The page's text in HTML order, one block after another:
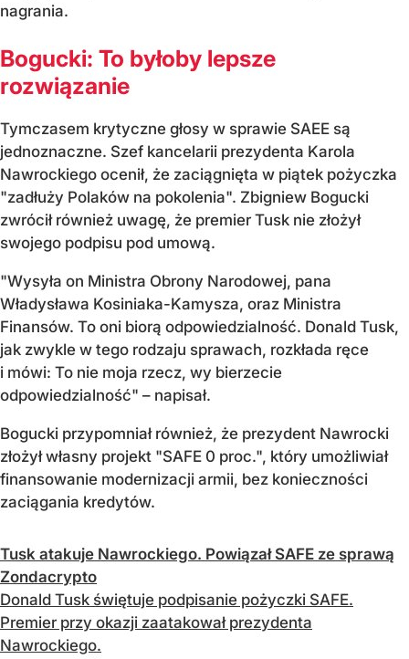
nagrania.
Bogucki: To byłoby lepsze
rozwiązanie
Tymczasem krytyczne głosy w sprawie SAEE są
jednoznaczne. Szef kancelarii prezydenta Karola
Nawrockiego ocenił, że zaciągnięta w piątek pożyczka
"zadłuży Polaków na pokolenia". Zbigniew Bogucki
zwrócił również uwagę, że premier Tusk nie złożył
swojego podpisu pod umową.
"Wysyła on Ministra Obrony Narodowej, pana
Władysława Kosiniaka-Kamysza, oraz Ministra
Finansów. To oni biorą odpowiedzialność. Donald Tusk,
jak zwykle w tego rodzaju sprawach, rozkłada ręce
i mówi: To nie moja rzecz, wy bierzecie
odpowiedzialność" – napisał.
Bogucki przypomniał również, że prezydent Nawrocki
złożył własny projekt "SAFE 0 proc.", który umożliwiał
finansowanie modernizacji armii, bez konieczności
zaciągania kredytów.
Tusk atakuje Nawrockiego. Powiązał SAFE ze sprawą
Zondacrypto
Donald Tusk świętuje podpisanie pożyczki SAFE.
Premier przy okazji zaatakował prezydenta
Nawrockiego.